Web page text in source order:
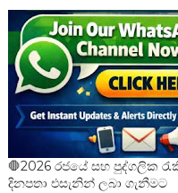
🛑2026 රජයේ සහ පුද්ගලික
දිනපතා එසැනින් ලබා ගැනීමට